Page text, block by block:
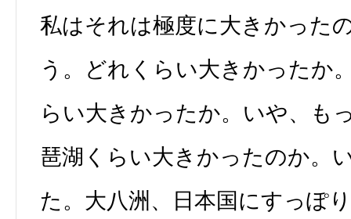
私はそれは極度に大きかった
う。どれくらい大きかったか
らい大きかったか。いや、も
琶湖くらい大きかったのか。
た。大八洲、日本国にすっぽ